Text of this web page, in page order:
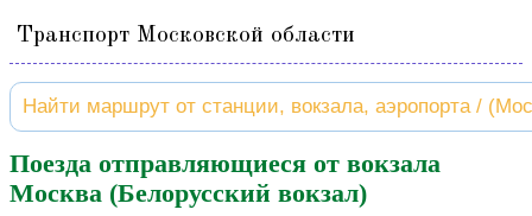
Транспорт Московской области
Поезда отправляющиеся от вокзала
Москва (Белорусский вокзал)